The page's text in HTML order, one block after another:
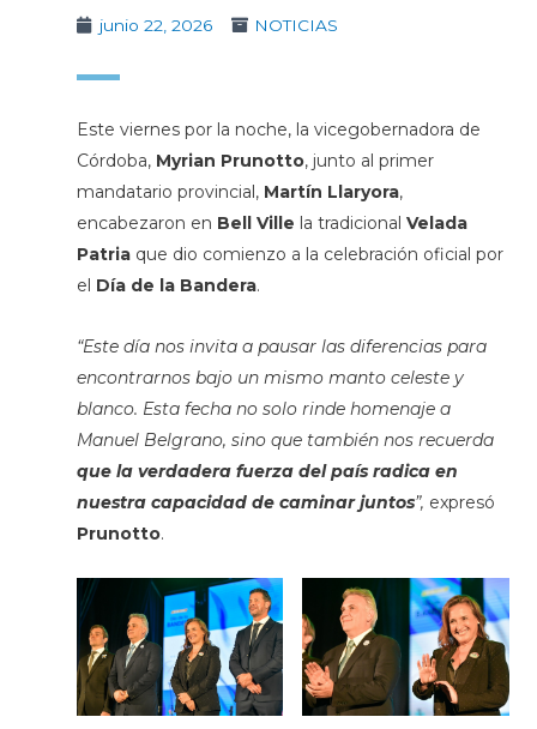
junio 22, 2026
NOTICIAS
Este viernes por la noche, la vicegobernadora de
Córdoba, Myrian Prunotto, junto al primer
mandatario provincial, Martín Llaryora,
encabezaron en Bell Ville la tradicional Velada
Patriaque dio comienzo a la celebración oficial por
el Día de la Bandera.
“Este día nos invita a pausar las diferencias para
encontrarnos bajo un mismo manto celeste y
blanco. Esta fecha no solo rinde homenaje a
Manuel Belgrano, sino que también nos recuerda
que la verdadera fuerza del país radica en
nuestra capacidad de caminar juntos”, expresó
Prunotto.